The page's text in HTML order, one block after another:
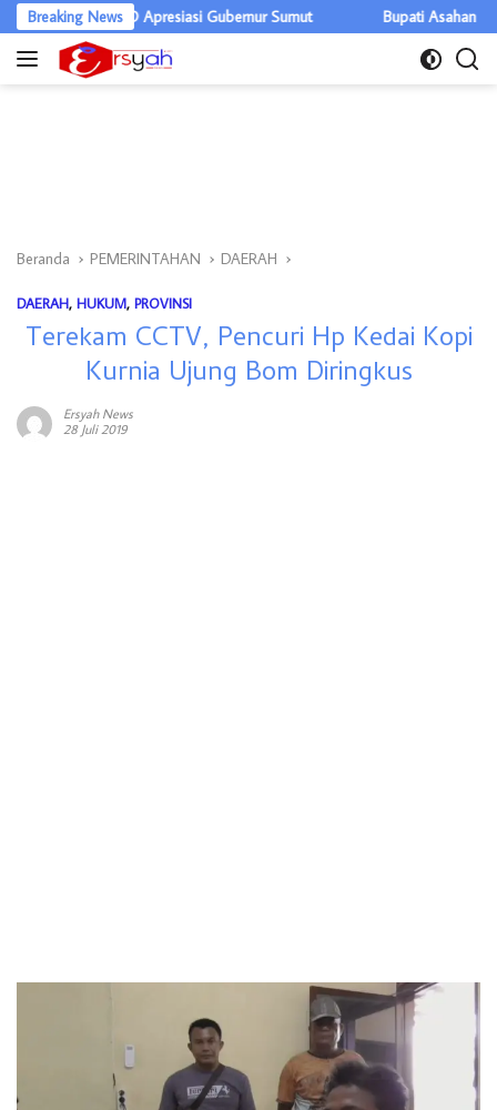
Langsung
ke
Breaking News
DPRD Apresiasi Gubernur Sumut Bupati Asahan Warning
Beranda PEMERINTAHAN DAERAH
DAERAH, HUKUM, PROVINSI
Terekam CCTV, Pencuri Hp Kedai Kopi
Kurnia Ujung Bom Diringkus
Ersyah News
28 Juli 2019